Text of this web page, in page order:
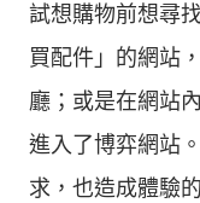
試想購物前想尋
買配件」的網站
廳；或是在網站
進入了博弈網站
求，也造成體驗